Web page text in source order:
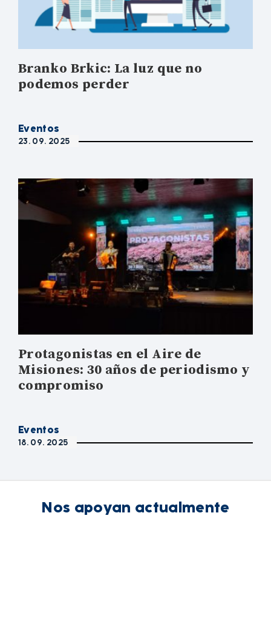
Branko Brkic: La luz que no
podemos perder
Eventos
23. 09. 2025
Protagonistas en el Aire de
Misiones: 30 años de periodismo y
compromiso
Eventos
18. 09. 2025
Nos apoyan actualmente